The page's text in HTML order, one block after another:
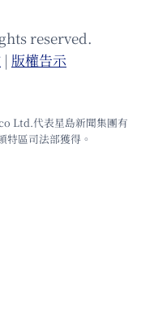
reserved.
| 版權告⽰
Ltd.代表星島新聞集團有
特區司法部獲得。